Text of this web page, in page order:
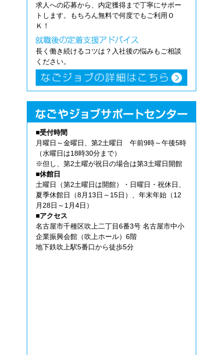
求人への応募から、内定獲得まで丁寧にサポー
トします。もちろん無料で何度でもご利用Ｏ
Ｋ！
長く働き続けるコツは？入社後の悩みもご相談
ください。
■受付時間
月曜日～金曜日、第2土曜日 午前9時～午後5時
（水曜日は18時30分まで）
※但し、第2土曜が祝日の場合は第3土曜日開館
■休館日
土曜日（第2土曜日は開館）・日曜日・祝休日、
夏季休館日（8月13日～15日）、年末年始（12
月28日～1月4日）
■アクセス
名古屋市千種区吹上二丁目6番3号 名古屋市中小
企業振興会館（吹上ホール）6階
地下鉄吹上駅5番口から徒歩5分